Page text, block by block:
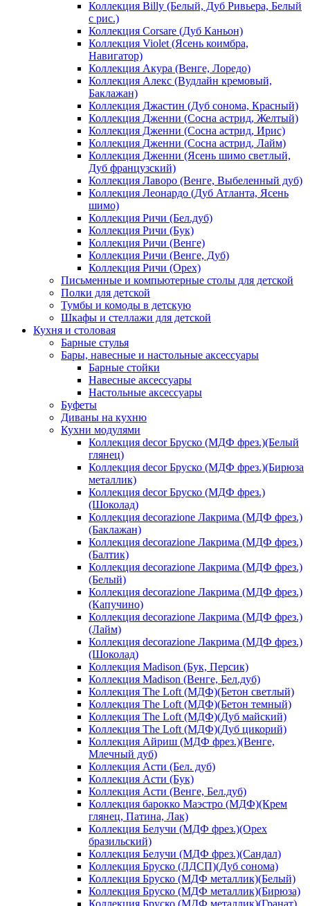
Коллекция Billy (Белый, Дуб Ривьера, Белый
с рис.)
Коллекция Corsare (Дуб Каньон)
Коллекция Violet (Ясень коимбра,
Навигатор)
Коллекция Акура (Венге, Лоредо)
Коллекция Алекс (Вудлайн кремовый,
Баклажан)
Коллекция Джастин (Дуб сонома, Красный)
Коллекция Дженни (Cосна астрид, Желтый)
Коллекция Дженни (Cосна астрид, Ирис)
Коллекция Дженни (Cосна астрид, Лайм)
Коллекция Дженни (Ясень шимо светлый,
Дуб французский)
Коллекция Лаворо (Венге, Выбеленный дуб)
Коллекция Леонардо (Дуб Атланта, Ясень
шимо)
Коллекция Ричи (Бел.дуб)
Коллекция Ричи (Бук)
Коллекция Ричи (Венге)
Коллекция Ричи (Венге, Дуб)
Коллекция Ричи (Орех)
Письменные и компьютерные столы для детской
Полки для детской
Тумбы и комоды в детскую
Шкафы и стеллажи для детской
Кухня и столовая
Барные стулья
Бары, навесные и настольные аксессуары
Барные стойки
Навесные аксессуары
Настольные аксессуары
Буфеты
Диваны на кухню
Кухни модулями
Коллекция decor Бруско (МДФ фрез.)(Белый
глянец)
Коллекция decor Бруско (МДФ фрез.)(Бирюза
металлик)
Коллекция decor Бруско (МДФ фрез.)
(Шоколад)
Коллекция decorazione Лакрима (МДФ фрез.)
(Баклажан)
Коллекция decorazione Лакрима (МДФ фрез.)
(Балтик)
Коллекция decorazione Лакрима (МДФ фрез.)
(Белый)
Коллекция decorazione Лакрима (МДФ фрез.)
(Капучино)
Коллекция decorazione Лакрима (МДФ фрез.)
(Лайм)
Коллекция decorazione Лакрима (МДФ фрез.)
(Шоколад)
Коллекция Madison (Бук, Персик)
Коллекция Madison (Венге, Бел.дуб)
Коллекция The Loft (МДФ)(Бетон светлый)
Коллекция The Loft (МДФ)(Бетон темный)
Коллекция The Loft (МДФ)(Дуб майский)
Коллекция The Loft (МДФ)(Дуб цикорий)
Коллекция Айриш (МДФ фрез.)(Венге,
Млечный дуб)
Коллекция Асти (Бел. дуб)
Коллекция Асти (Бук)
Коллекция Асти (Венге, Бел.дуб)
Коллекция барокко Маэстро (МДФ)(Крем
глянец, Патина, Лак)
Коллекция Белучи (МДФ фрез.)(Орех
бразильский)
Коллекция Белучи (МДФ фрез.)(Сандал)
Коллекция Бруско (ЛДСП)(Дуб сонома)
Коллекция Бруско (МДФ металлик)(Белый)
Коллекция Бруско (МДФ металлик)(Бирюза)
Коллекция Бруско (МДФ металлик)(Гранат)